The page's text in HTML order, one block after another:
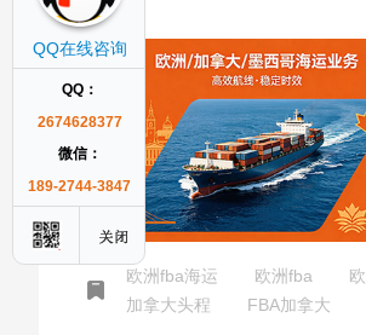
欧洲fba海运 欧洲fba
加拿大头程
FBA加拿大
QQ在线咨询
QQ：
2674628377
微信：
189-2744-3847